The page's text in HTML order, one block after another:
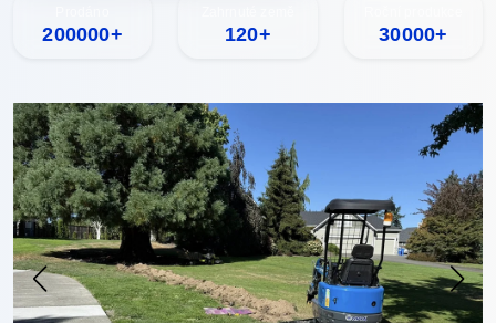
200000+ 120+ 30000+